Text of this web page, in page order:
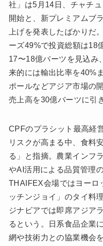
社」は5月14日、チャチ
開始と、新プレミアムブ
上げを発表したばかりだ
ーズ49%で投資総額は18
17〜18億バーツを見込み
来的には輸出比率を40%
ポールなどアジア市場の
売上高を30億バーツに引
CPFのプラシット最高経
リスクが高まる中、食料
る」と指摘。農業インフ
やAI活用による品質管理
THAIFEX会場ではヨーロ
ッチンジョイ」のタイ料
ジナビアでは即席アジア
るという。日系食品企業
網や技術力との協業機会